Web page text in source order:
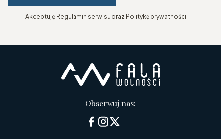
Akceptuję Regulamin serwisu oraz Politykę prywatności.
Obserwuj nas: